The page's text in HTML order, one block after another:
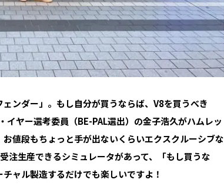
ンダー」。もし自分が買うならば、V8を買うべき
ヤー選考委員（BE-PAL選出）の金子浩久がハムレッ
値段もちょっと手が出ないくらいエクスクルーシブな
注生産できるシミュレータがあって、「もし買うな
ャル製造するだけでも楽しいですよ！